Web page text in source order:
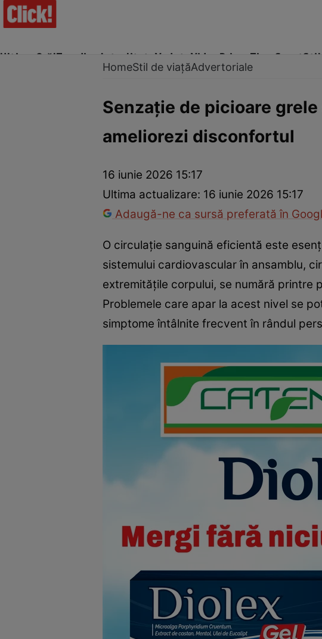
Ultima Oră!Trending Actualitate Vedete Video Prime Time SportStil
Dragoste și SexEvenimenteHoroscopRețete
HomeStil de viațăAdvertoriale
Senzație de picioare
ameliorezi disconfortul
16 iunie 2026 15:17
Ultima actualizare: 16 iunie 2026 15:17
Adaugă-ne ca sursă preferată în
O circulație sanguină eficientă este
sistemului cardiovascular în ansamblu,
extremitățile corpului, se numără printre
Problemele care apar la acest nivel se
simptome întâlnite frecvent în rândul